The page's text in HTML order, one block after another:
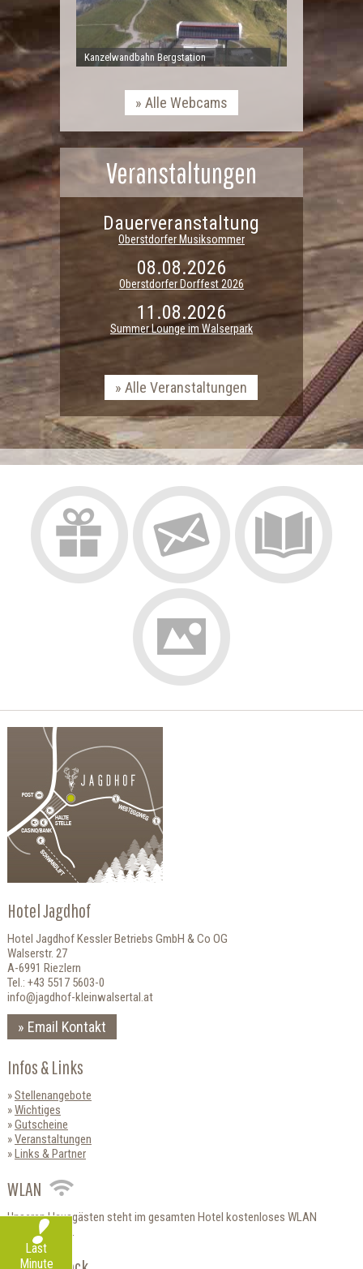
Kanzelwandbahn Bergstation
Alle Webcams
Veranstaltungen
Dauerveranstaltung
Oberstdorfer Musiksommer
08.08.2026
Oberstdorfer Dorffest 2026
11.08.2026
Summer Lounge im Walserpark
Alle Veranstaltungen
Hotel Jagdhof
Hotel Jagdhof Kessler Betriebs GmbH & Co OG
Walserstr. 27
A-6991 Riezlern
Tel.: +43 5517 5603-0
info@jagdhof-kleinwalsertal.at
Email Kontakt
Infos & Links
Stellenangebote
Wichtiges
Gutscheine
Veranstaltungen
Links & Partner
WLAN
Unseren Hausgästen steht im gesamten Hotel kostenloses WLAN
zur Verfügung.
Last
Minute